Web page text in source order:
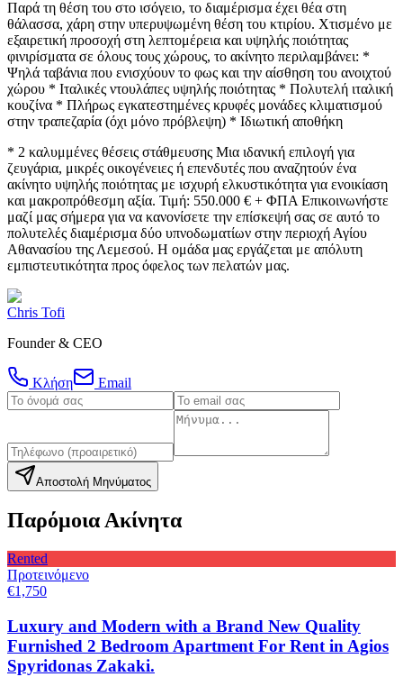
Παρά τη θέση του στο ισόγειο, το διαμέρισμα έχει θέα στη
θάλασσα, χάρη στην υπερυψωμένη θέση του κτιρίου. Χτισμένο με
εξαιρετική προσοχή στη λεπτομέρεια και υψηλής ποιότητας
φινιρίσματα σε όλους τους χώρους, το ακίνητο περιλαμβάνει: *
Ψηλά ταβάνια που ενισχύουν το φως και την αίσθηση του ανοιχτού
χώρου * Ιταλικές ντουλάπες υψηλής ποιότητας * Πολυτελή ιταλική
κουζίνα * Πλήρως εγκατεστημένες κρυφές μονάδες κλιματισμού
στην τραπεζαρία (όχι μόνο πρόβλεψη) * Ιδιωτική αποθήκη
* 2 καλυμμένες θέσεις στάθμευσης Μια ιδανική επιλογή για
ζευγάρια, μικρές οικογένειες ή επενδυτές που αναζητούν ένα
ακίνητο υψηλής ποιότητας με ισχυρή ελκυστικότητα για ενοικίαση
και μακροπρόθεσμη αξία. Τιμή: 550.000 € + ΦΠΑ Επικοινωνήστε
μαζί μας σήμερα για να κανονίσετε την επίσκεψή σας σε αυτό το
πολυτελές διαμέρισμα δύο υπνοδωματίων στην περιοχή Αγίου
Αθανασίου της Λεμεσού. Η ομάδα μας εργάζεται με απόλυτη
εμπιστευτικότητα προς όφελος των πελατών μας.
Chris Tofi
Founder & CEO
Κλήση Email
Αποστολή Μηνύματος
Παρόμοια Ακίνητα
Rented
Προτεινόμενο
€1,750
Luxury and Modern with a Brand New Quality
Furnished 2 Bedroom Apartment For Rent in Agios
Spyridonas Zakaki.